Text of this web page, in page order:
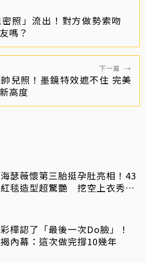
照」流出！對方做勢索吻
嗎？
下一篇 →
兒照！墨鏡特效遮不住 完美
高度
瑟薇懷第三胎挺孕肚亮相！43
毯造型超驚艷 挖空上衣秀孕
樺認了「最後一次Do臉」！
內幕：這次做完撐10幾年